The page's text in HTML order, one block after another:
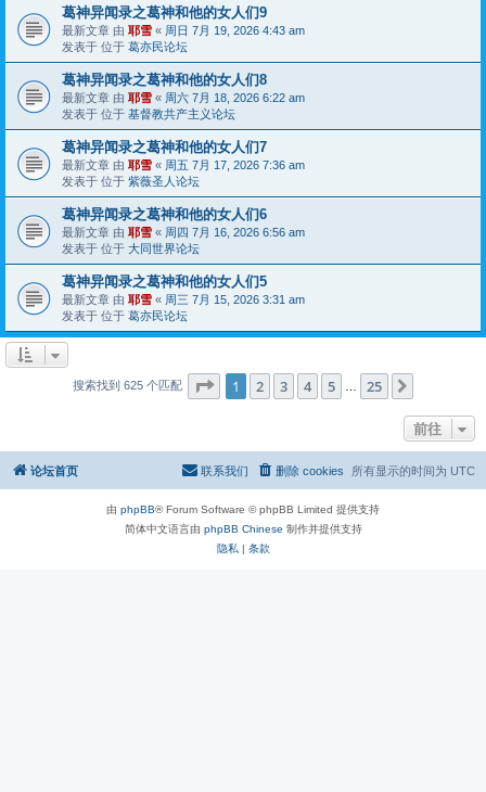
葛神异闻录之葛神和他的女人们9
最新文章 由 耶雪 « 周日 7月 19, 2026 4:43 am
发表于 位于 葛亦民论坛
葛神异闻录之葛神和他的女人们8
最新文章 由 耶雪 « 周六 7月 18, 2026 6:22 am
发表于 位于 基督教共产主义论坛
葛神异闻录之葛神和他的女人们7
最新文章 由 耶雪 « 周五 7月 17, 2026 7:36 am
发表于 位于 紫薇圣人论坛
葛神异闻录之葛神和他的女人们6
最新文章 由 耶雪 « 周四 7月 16, 2026 6:56 am
发表于 位于 大同世界论坛
葛神异闻录之葛神和他的女人们5
最新文章 由 耶雪 « 周三 7月 15, 2026 3:31 am
发表于 位于 葛亦民论坛
搜索找到 625 个匹配 分页：1 25
1 2 3 4 5 25
前往
论坛首页 所有显示的时间为 UTC
删除 cookies
联系我们
由 phpBB® Forum Software © phpBB Limited 提供支持
简体中文语言由 phpBB Chinese 制作并提供支持
隐私 | 条款